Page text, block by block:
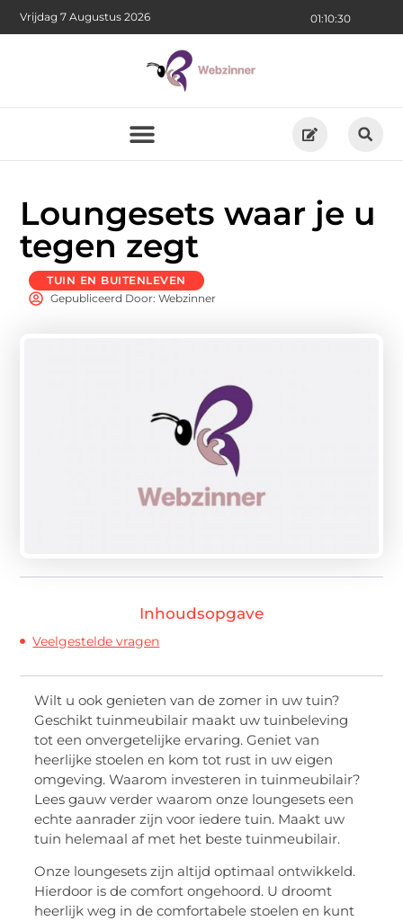
01:10:30
Vrijdag 7 Augustus 2026
Loungesets waar je u
tegen zegt
TUIN EN BUITENLEVEN
Gepubliceerd Door: Webzinner
Inhoudsopgave
Veelgestelde vragen
Wilt u ook genieten van de zomer in uw tuin?
Geschikt tuinmeubilair maakt uw tuinbeleving
tot een onvergetelijke ervaring. Geniet van
heerlijke stoelen en kom tot rust in uw eigen
omgeving. Waarom investeren in tuinmeubilair?
Lees gauw verder waarom onze loungesets een
echte aanrader zijn voor iedere tuin. Maakt uw
tuin helemaal af met het beste tuinmeubilair.
Onze loungesets zijn altijd optimaal ontwikkeld.
Hierdoor is de comfort ongehoord. U droomt
heerlijk weg in de comfortabele stoelen en kunt